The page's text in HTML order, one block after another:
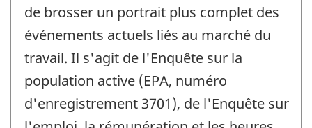
de brosser un portrait plus complet des
événements actuels liés au marché du
travail. Il s'agit de l'Enquête sur la
population active (EPA, numéro
d'enregistrement 3701), de l'Enquête sur